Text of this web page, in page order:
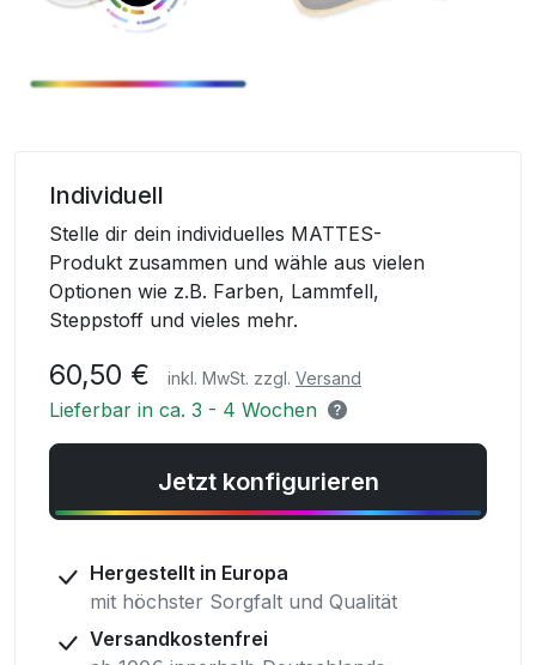
beginning
gallery
Individuell
Stelle dir dein individuelles MATTES-
Produkt zusammen und wähle aus vielen
Optionen wie z.B. Farben, Lammfell,
Steppstoff und vieles mehr.
60,50 € inkl. MwSt. zzgl. Versand
Lieferbar in ca. 3 - 4 Wochen
Jetzt konfigurieren
Hergestellt in Europa
mit höchster Sorgfalt und Qualität
Versandkostenfrei